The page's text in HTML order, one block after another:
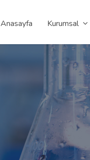
Anasayfa Kurumsal